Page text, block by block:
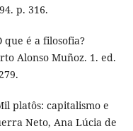
p. 316.
que é a filosofia?
Alonso Muñoz. 1. ed.
platôs: capitalismo e
Neto, Ana Lúcia de